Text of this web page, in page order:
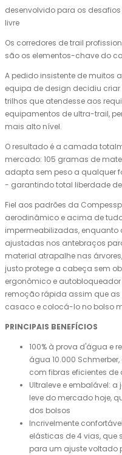
desenvolvido para os
livre
Os corredores de trail
são os elementos-chave do
A pedido insistente de muitos
equipa de design decidiu
trilhos que atendesse aos
equipamentos de ultra-trail,
mais alto nível.
O resultado é a camada
mercado: 105 gramas de
adapta sem peso a qualquer
- garantindo total liberdade
Fiel aos padrões da
aerodinâmico e acima de
impermeabilizadas,
ajustadas nos antebraços
material atrapalhe nas
justo protege a cabeça sem
ergonômico e
remoção rápida assim que
casaco e colocá-lo no bolso
PRINCIPAIS BENEFÍCIOS
100% à prova d'água e
água 10.000
com fibras eficientes
Ultraleve e embalável:
leve do mercado hoje,
dos bolsos
Incrivelmente
elásticas de 4 vias,
para um ajuste voltado